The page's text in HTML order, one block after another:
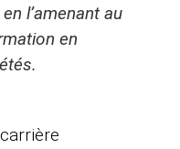
en l’amenant au
en